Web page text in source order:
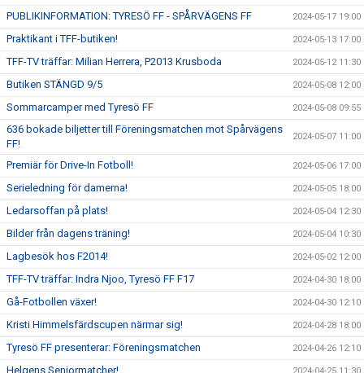
PUBLIKINFORMATION: TYRESÖ FF - SPÅRVÄGENS FF 2024-05-17 19:00
Praktikant i TFF-butiken! 2024-05-13 17:00
TFF-TV träffar: Milian Herrera, P2013 Krusboda 2024-05-12 11:30
Butiken STÄNGD 9/5 2024-05-08 12:00
Sommarcamper med Tyresö FF 2024-05-08 09:55
636 bokade biljetter till Föreningsmatchen mot Spårvägens
FF!
2024-05-07 11:00
Premiär för Drive-In Fotboll! 2024-05-06 17:00
Serieledning för damerna! 2024-05-05 18:00
Ledarsoffan på plats! 2024-05-04 12:30
Bilder från dagens träning! 2024-05-04 10:30
Lagbesök hos F2014! 2024-05-02 12:00
TFF-TV träffar: Indra Njoo, Tyresö FF F17 2024-04-30 18:00
Gå-Fotbollen växer! 2024-04-30 12:10
Kristi Himmelsfärdscupen närmar sig! 2024-04-28 18:00
Tyresö FF presenterar: Föreningsmatchen 2024-04-26 12:10
Helgens Seniormatcher!